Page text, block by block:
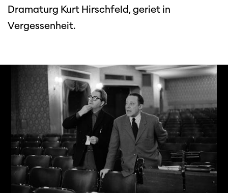
Dramaturg Kurt Hirschfeld, geriet in
Vergessenheit.